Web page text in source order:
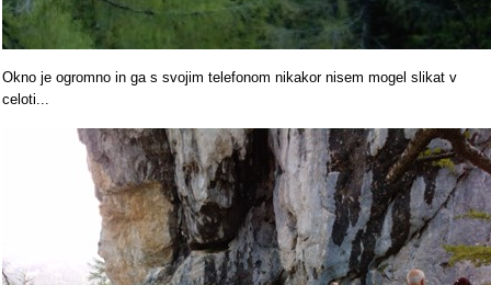
Okno je ogromno in ga s svojim telefonom nikakor nisem mogel slikat v
celoti...